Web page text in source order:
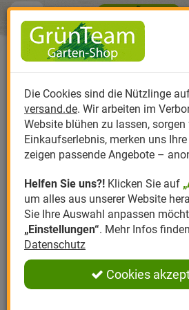
Produktkatalog
Nützlinge
Hersteller
Themenwelt
Ratgeber
Angebote
0 ARTIKEL IM
Ergebnisse ()
Menü
Die Cookies sind die Nützlinge
versand.de. Wir arbeiten im
Website blühen zu lassen,
Einkaufserlebnis, merken uns
zeigen passende Angebote –
Helfen Sie uns?! Klicken Sie auf
um alles aus unserer Website
Sie Ihre Auswahl anpassen
„Einstellungen“. Mehr Infos
Datenschutz
Cookies